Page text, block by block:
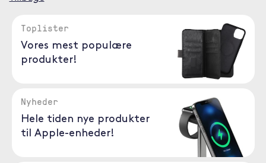
Toplister
Vores mest populære
produkter!
Nyheder
Hele tiden nye produkter
til Apple-enheder!